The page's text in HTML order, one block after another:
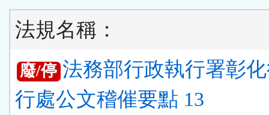
法規名稱：
廢/停 法務部行政執行署彰
行處公文稽催要點 13